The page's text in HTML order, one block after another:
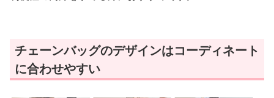
チェーンバッグのデザインはコーディネート
に合わせやすい